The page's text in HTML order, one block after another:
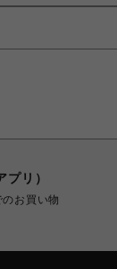
リ）
お買い物